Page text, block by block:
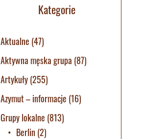
Kategorie
Aktualne (47)
Aktywna męska grupa (87)
Artykuły(255)
Azymut – informacje (16)
Grupy lokalne (813)
Berlin (2)